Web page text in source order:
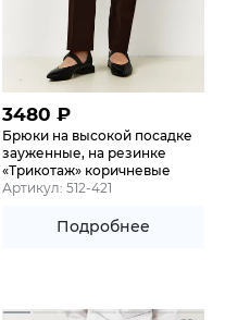
3480 ₽
Брюки на высокой посадке
зауженные, на резинке
«Трикотаж» коричневые
Артикул: 512-421
Подробнее